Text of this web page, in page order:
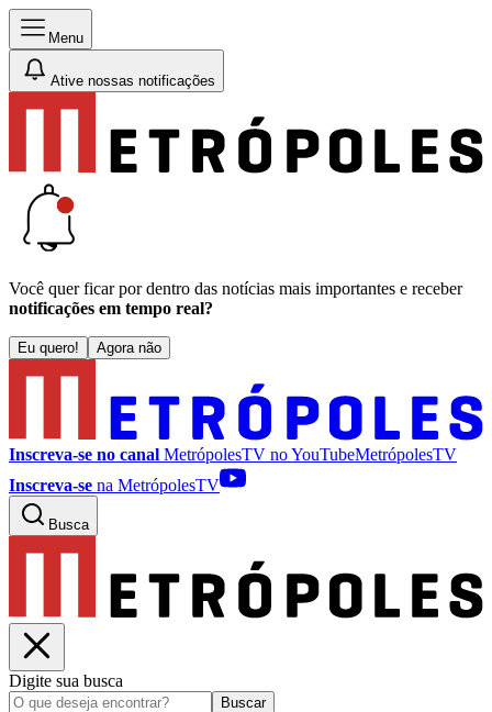
Menu
Ative nossas notificações
Você quer ficar por dentro das notícias mais importantes e receber
notificações em tempo real?
Eu quero! Agora não
Inscreva-se no canal MetrópolesTV noYouTubeMetrópolesTV
Inscreva-se na MetrópolesTV
Busca
Digite sua busca
Buscar